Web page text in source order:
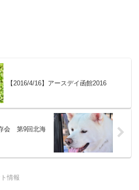
【2016/4/16】アースデイ函館2016
会 第9回北海
情報